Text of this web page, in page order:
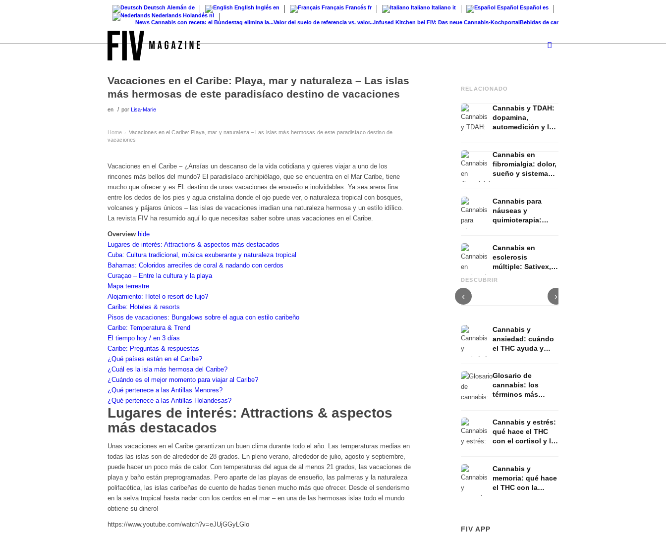
Deutsch Alemán de English Inglés en Français Francés fr Italiano Italiano it Español Español es
Nederlands Holandés nl
News
Cannabis con receta: el Bundestag elimina la...Valor del suelo de referencia vs. valor...Infused Kitchen bei FIV: Das neue Cannabis-KochportalBebidas de cannabis: batidos, té, leche dorada...
Vacaciones en el Caribe: Playa, mar y naturaleza – Las islas
más hermosas de este paradisíaco destino de vacaciones
en / por Lisa-Marie
Home › Vacaciones en el Caribe: Playa, mar y naturaleza – Las islas más hermosas de este paradisíaco destino de
vacaciones
Vacaciones en el Caribe – ¿Ansías un descanso de la vida cotidiana y quieres viajar a uno de los
rincones más bellos del mundo? El paradisíaco archipiélago, que se encuentra en el Mar Caribe, tiene
mucho que ofrecer y es EL destino de unas vacaciones de ensueño e inolvidables. Ya sea arena fina
entre los dedos de los pies y agua cristalina donde el ojo puede ver, o naturaleza tropical con bosques,
volcanes y pájaros únicos – las islas de vacaciones irradian una naturaleza hermosa y un estilo idílico.
La revista FIV ha resumido aquí lo que necesitas saber sobre unas vacaciones en el Caribe.
Overview hide
Lugares de interés: Attractions & aspectos más destacados
Cuba: Cultura tradicional, música exuberante y naturaleza tropical
Bahamas: Coloridos arrecifes de coral & nadando con cerdos
Curaçao – Entre la cultura y la playa
Mapa terrestre
Alojamiento: Hotel o resort de lujo?
Caribe: Hoteles & resorts
Pisos de vacaciones: Bungalows sobre el agua con estilo caribeño
Caribe: Temperatura & Trend
El tiempo hoy / en 3 días
Caribe: Preguntas & respuestas
¿Qué países están en el Caribe?
¿Cuál es la isla más hermosa del Caribe?
¿Cuándo es el mejor momento para viajar al Caribe?
¿Qué pertenece a las Antillas Menores?
¿Qué pertenece a las Antillas Holandesas?
Lugares de interés: Attractions & aspectos
más destacados
Unas vacaciones en el Caribe garantizan un buen clima durante todo el año. Las temperaturas medias en
todas las islas son de alrededor de 28 grados. En pleno verano, alrededor de julio, agosto y septiembre,
puede hacer un poco más de calor. Con temperaturas del agua de al menos 21 grados, las vacaciones de
playa y baño están preprogramadas. Pero aparte de las playas de ensueño, las palmeras y la naturaleza
polifacética, las islas caribeñas de cuento de hadas tienen mucho más que ofrecer. Desde el senderismo
en la selva tropical hasta nadar con los cerdos en el mar – en una de las hermosas islas todo el mundo
obtiene su dinero!
https://www.youtube.com/watch?v=eJUjGGyLGlo
RELACIONADO
Cannabis y TDAH:
dopamina,
automedición y lo
Cannabis en
fibromialgia: dolor,
sueño y sistema
Cannabis para
náuseas y
quimioterapia:
Cannabis en
esclerosis
múltiple: Sativex,
DESCUBRIR
‹
Cannabis y epilepsia: CBD,
Epidiolex y el estado actual
›
Cannabis y
ansiedad: cuándo
el THC ayuda y
Glosario de
cannabis: los
términos más
forma sencilla
Cannabis y estrés:
qué hace el THC
con el cortisol y la
Cannabis y
memoria: qué hace
el THC con la
FIV APP